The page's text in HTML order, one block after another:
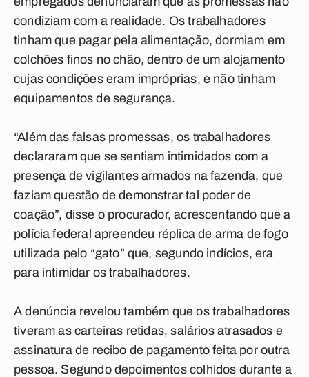
condiziam com a realidade. Os trabalhadores
tinham que pagar pela alimentação, dormiam em
colchões finos no chão, dentro de um alojamento
cujas condições eram impróprias, e não tinham
equipamentos de segurança.
“Além das falsas promessas, os trabalhadores
declararam que se sentiam intimidados com a
presença de vigilantes armados na fazenda, que
faziam questão de demonstrar tal poder de
coação”, disse o procurador, acrescentando que a
polícia federal apreendeu réplica de arma de fogo
utilizada pelo “gato” que, segundo indícios, era
para intimidar os trabalhadores.
A denúncia revelou também que os trabalhadores
tiveram as carteiras retidas, salários atrasados e
assinatura de recibo de pagamento feita por outra
pessoa. Segundo depoimentos colhidos durante a